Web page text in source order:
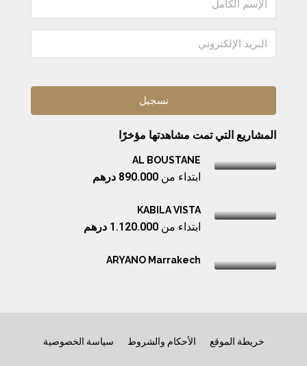
المشاريع التي تمت مشاهدتها مؤخرًا
AL BOUSTANE
ابتداء من 890.000 درهم
KABILA VISTA
ابتداء من 1.120.000 درهم
ARYANO Marrakech
خريطة الموقع الأحكام والشروط سياسة الخصوصية